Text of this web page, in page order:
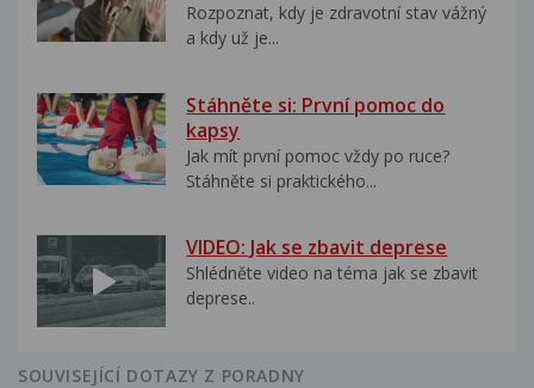
Rozpoznat, kdy je zdravotní stav vážný
a kdy už je...
Stáhněte si: První pomoc do
kapsy
Jak mít první pomoc vždy po ruce?
Stáhněte si praktického...
VIDEO: Jak se zbavit deprese
Shlédněte video na téma jak se zbavit
deprese..
SOUVISEJÍCÍ DOTAZY Z PORADNY